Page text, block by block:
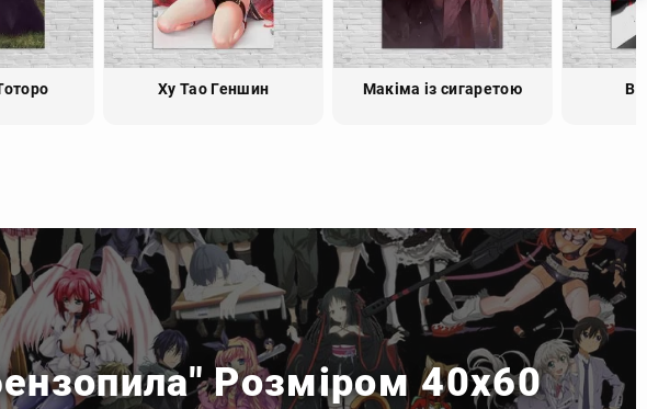
Ху Тао Геншин Макіма із сигаретою
Розміром 40x60